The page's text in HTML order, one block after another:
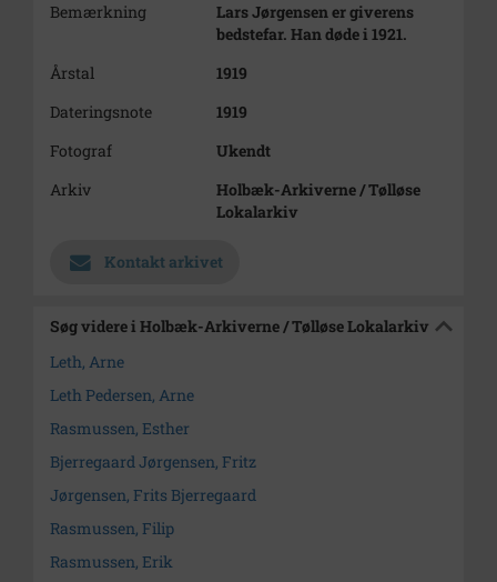
Bemærkning
Lars Jørgensen er giverens
bedstefar. Han døde i 1921.
Årstal
1919
Dateringsnote
1919
Fotograf
Ukendt
Arkiv
Holbæk-Arkiverne / Tølløse
Lokalarkiv
Kontakt arkivet
Søg videre i Holbæk-Arkiverne / Tølløse Lokalarkiv
Leth, Arne
Leth Pedersen, Arne
Rasmussen, Esther
Bjerregaard Jørgensen, Fritz
Jørgensen, Frits Bjerregaard
Rasmussen, Filip
Rasmussen, Erik